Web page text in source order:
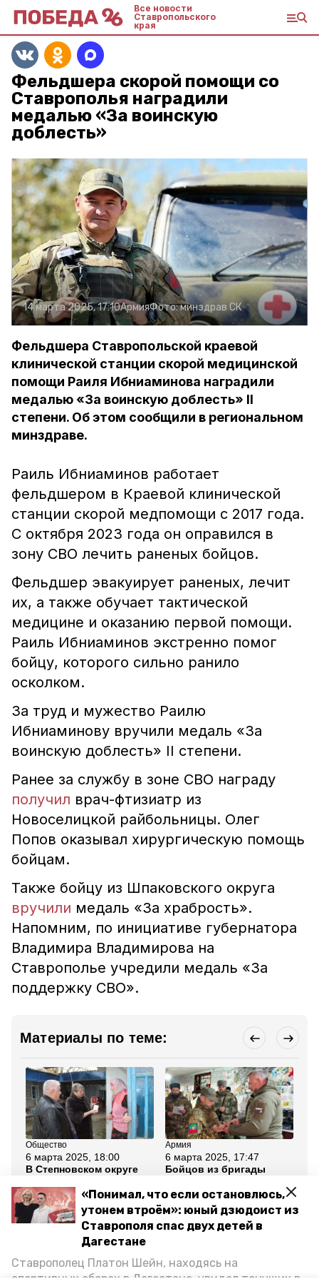
«Понимал, что если остановлюсь,
утонем втроём»: юный дзюдоист из
Ставрополя спас двух детей в
Дагестане
Ставрополец Платон Шейн, находясь на
Все новости
Ставропольского
края
Фельдшера скорой помощи со
Ставрополья наградили
медалью «За воинскую
доблесть»
14 марта 2025, 17:10АрмияФото:минздрав СК
Фельдшера Ставропольской краевой
клинической станции скорой медицинской
помощи Раиля Ибниаминова наградили
медалью «За воинскую доблесть» II
степени. Об этом сообщили в региональном
минздраве.
Раиль Ибниаминов работает
фельдшером в Краевой клинической
станции скорой медпомощи с 2017 года.
С октября 2023 года он оправился в
зону СВО лечить раненых бойцов.
Фельдшер эвакуирует раненых, лечит
их, а также обучает тактической
медицине и оказанию первой помощи.
Раиль Ибниаминов экстренно помог
бойцу, которого сильно ранило
осколком.
За труд и мужество Раилю
Ибниаминову вручили медаль «За
воинскую доблесть» II степени.
Ранее за службу в зоне СВО награду
получил врач-фтизиатр из
Новоселицкой райбольницы. Олег
Попов оказывал хирургическую помощь
бойцам.
Также бойцу из Шпаковского округа
вручили медаль «За храбрость».
Напомним, по инициативе губернатора
Владимира Владимирова на
Ставрополье учредили медаль «За
поддержку СВО».
Материалы по теме:
Общество
6 марта 2025, 18:00
В Степновском округе
медалями ветеранов
ВОВ
Армия
6 марта 2025, 17:47
Бойцов из бригады
медалями на
Ставрополье
Все новости
ставропольский край наградили медалью